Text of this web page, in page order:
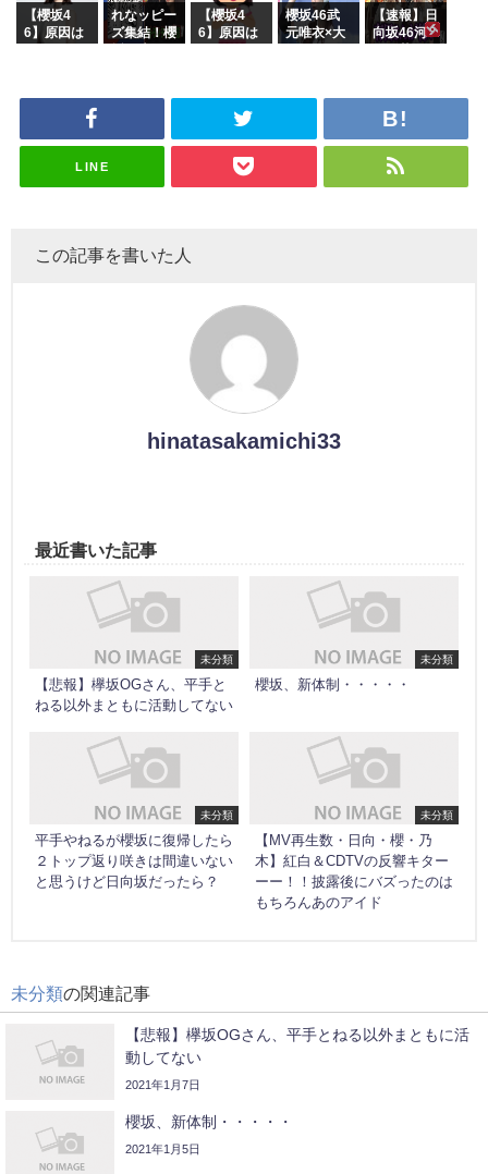
k』オフィ
シャルグッ
ズ絶賛販売
沼晶保【く
りぃむナン
タラ】
に。これで
事務所に所
属している
がこちら
【櫻坂4
6】原因は
ざわつかせ
れなッピー
ズ集結！櫻
「ラヴィッ
スタジオ出
【櫻坂4
6】原因は
ざわつかせ
櫻坂46武
元唯衣×大
さんに恐怖
ナンタラ】
【速報】日
向坂46河
LINE
この記事を書いた人
hinatasakamichi33
最近書いた記事
未分類
【悲報】欅坂OGさん、平手と
ねる以外まともに活動してない
未分類
櫻坂、新体制・・・・・
未分類
平手やねるが櫻坂に復帰したら
２トップ返り咲きは間違いない
と思うけど日向坂だったら？
未分類
【MV再生数・日向・櫻・乃
木】紅白＆CDTVの反響キター
ーー！！披露後にバズったのは
もちろんあのアイド
未分類の関連記事
【悲報】欅坂OGさん、平手とねる以外まともに活
動してない
2021年1月7日
櫻坂、新体制・・・・・
2021年1月5日